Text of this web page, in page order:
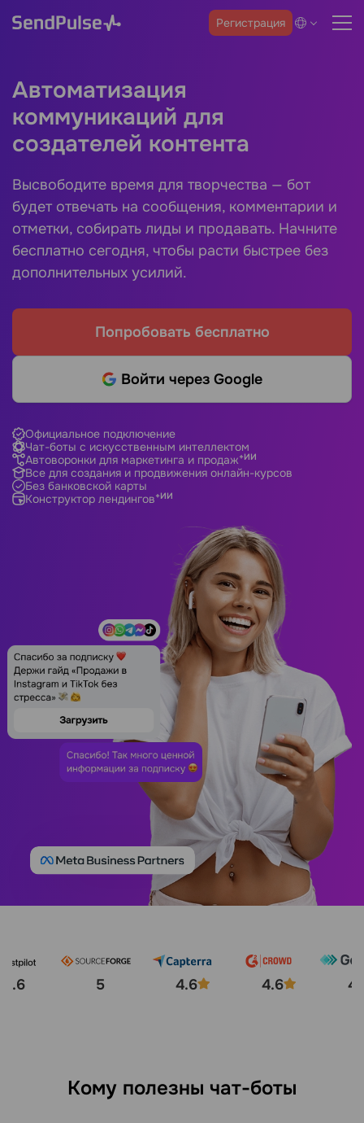
Регистрация
Автоматизация
коммуникаций для
создателей контента
Высвободите время для творчества — бот
будет отвечать на сообщения, комментарии и
отметки, собирать лиды и продавать. Начните
бесплатно сегодня, чтобы расти быстрее без
дополнительных усилий.
Попробовать бесплатно
Войти через Google
Официальное подключение
Чат-боты с искусственным интеллектом
Автоворонки для маркетинга и продаж+ИИ
Все для создания и продвижения онлайн-курсов
Без банковской карты
Конструктор лендингов+ИИ
4.6 5 4.6 4.6
Кому полезны чат-боты